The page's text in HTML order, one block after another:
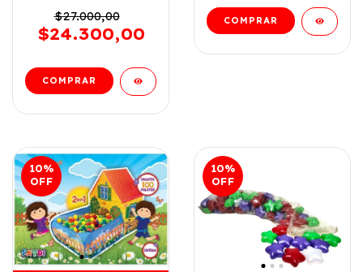
PASTEL
$27.000,00
$24.300,00
10%
OFF
10%
OFF